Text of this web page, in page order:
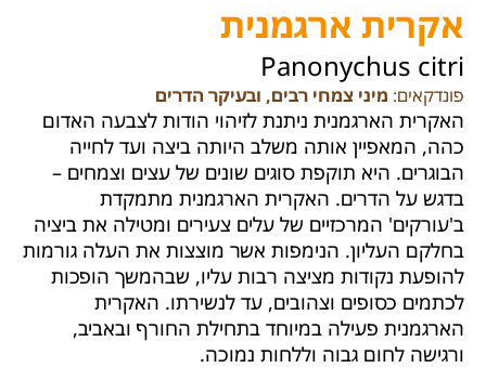
אקרית ארגמנית
Panonychus citri
פונדקאים: מיני צמחי רבים, ובעיקר הדרים
האקרית הארגמנית ניתנת לזיהוי הודות לצבעה האדום
כהה, המאפיין אותה משלב היותה ביצה ועד לחייה
הבוגרים. היא תוקפת סוגים שונים של עצים וצמחים –
בדגש על הדרים. האקרית הארגמנית מתמקדת
ב'עורקים' המרכזיים של עלים צעירים ומטילה את ביציה
בחלקם העליון. הנימפות אשר מוצצות את העלה גורמות
להופעת נקודות מציצה רבות עליו, שבהמשך הופכות
לכתמים כסופים וצהובים, עד לנשירתו. האקרית
הארגמנית פעילה במיוחד בתחילת החורף ובאביב,
ורגישה לחום גבוה וללחות נמוכה.